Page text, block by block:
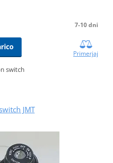
7-10 dni
Primerjaj
switch
JMT